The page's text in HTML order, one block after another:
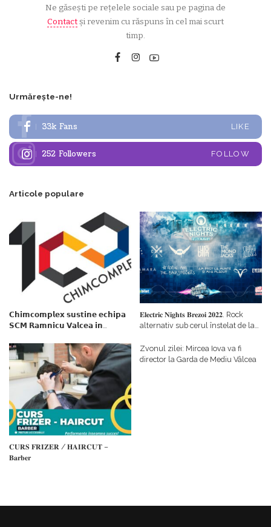
Ne găsești pe rețelele sociale sau pe pagina de
Contactși revenim cu răspuns în cel mai scurt
timp.
Urmărește-ne!
33k Fans LIKE
252 Followers FOLLOW
Articole populare
𝗖𝗵𝗶𝗺𝗰𝗼𝗺𝗽𝗹𝗲𝘅 𝘀𝘂𝘀𝘁𝗶𝗻𝗲 𝗲𝗰𝗵𝗶𝗽𝗮
𝗦𝗖𝗠 𝗥𝗮𝗺𝗻𝗶𝗰𝘂 𝗩𝗮𝗹𝗰𝗲𝗮 𝗶𝗻
𝗳𝗶𝗻𝗮𝗻𝘁𝗮𝘁𝗼𝗿
𝐄𝐥𝐞𝐜𝐭𝐫𝐢𝐜 𝐍𝐢𝐠𝐡𝐭𝐬 𝐁𝐫𝐞𝐳𝐨𝐢 𝟐𝟎𝟐𝟐. Rock
alternativ sub cerul înstelat de la
𝐂𝐔𝐑𝐒 𝐅𝐑𝐈𝐙𝐄𝐑 / 𝐇𝐀𝐈𝐑𝐂𝐔𝐓 –
𝐁𝐚𝐫𝐛𝐞𝐫
Zvonul zilei: Mircea Iova va fi
director la Garda de Mediu Vâlcea